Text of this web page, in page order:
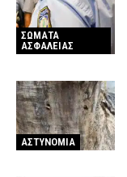
ΣΩΜΑΤΑ
ΑΣΦΑΛΕΙΑΣ
ΑΣΤΥΝΟΜΙΑ